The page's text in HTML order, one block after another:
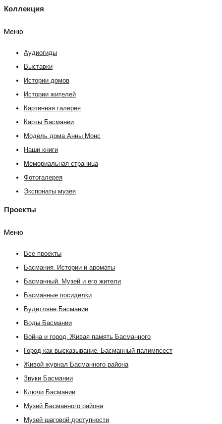
Коллекция
Меню
Аудиогиды
Выставки
Истории домов
Истории жителей
Картинная галерея
Карты Басмании
Модель дома Анны Монс
Наши книги
Мемориальная страница
Фотогалерея
Экспонаты музея
Проекты
Меню
Все проекты
Басмания. Истории и ароматы
Басманный. Музей и его жители
Басманные посиделки
Будетляне Басмании
Воды Басмании
Война и город. Живая память Басманного
Город как высказывание. Басманный палимпсест
Живой журнал Басманного района
Звуки Басмании
Ключи Басмании
Музей Басманного района
Музей шаговой доступности